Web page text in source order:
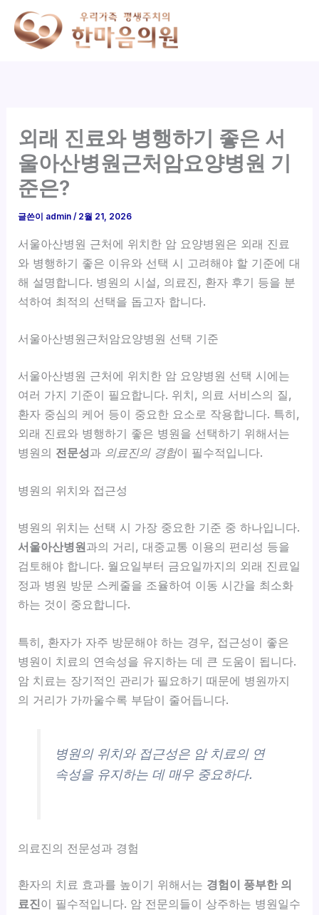
외래 진료와 병행하기 좋은 서
울아산병원근처암요양병원 기
준은?
글쓴이 admin/ 2월 21, 2026
서울아산병원 근처에 위치한 암 요양병원은 외래 진료
와 병행하기 좋은 이유와 선택 시 고려해야 할 기준에 대
해 설명합니다. 병원의 시설, 의료진, 환자 후기 등을 분
석하여 최적의 선택을 돕고자 합니다.
서울아산병원근처암요양병원 선택 기준
서울아산병원 근처에 위치한 암 요양병원 선택 시에는
여러 가지 기준이 필요합니다. 위치, 의료 서비스의 질,
환자 중심의 케어 등이 중요한 요소로 작용합니다. 특히,
외래 진료와 병행하기 좋은 병원을 선택하기 위해서는
병원의 전문성과 의료진의 경험이 필수적입니다.
병원의 위치와 접근성
병원의 위치는 선택 시 가장 중요한 기준 중 하나입니다.
서울아산병원과의 거리, 대중교통 이용의 편리성 등을
검토해야 합니다. 월요일부터 금요일까지의 외래 진료일
정과 병원 방문 스케줄을 조율하여 이동 시간을 최소화
하는 것이 중요합니다.
특히, 환자가 자주 방문해야 하는 경우, 접근성이 좋은
병원이 치료의 연속성을 유지하는 데 큰 도움이 됩니다.
암 치료는 장기적인 관리가 필요하기 때문에 병원까지
의 거리가 가까울수록 부담이 줄어듭니다.
병원의 위치와 접근성은 암 치료의 연
속성을 유지하는 데 매우 중요하다.
의료진의 전문성과 경험
환자의 치료 효과를 높이기 위해서는 경험이 풍부한 의
료진이 필수적입니다. 암 전문의들이 상주하는 병원일수